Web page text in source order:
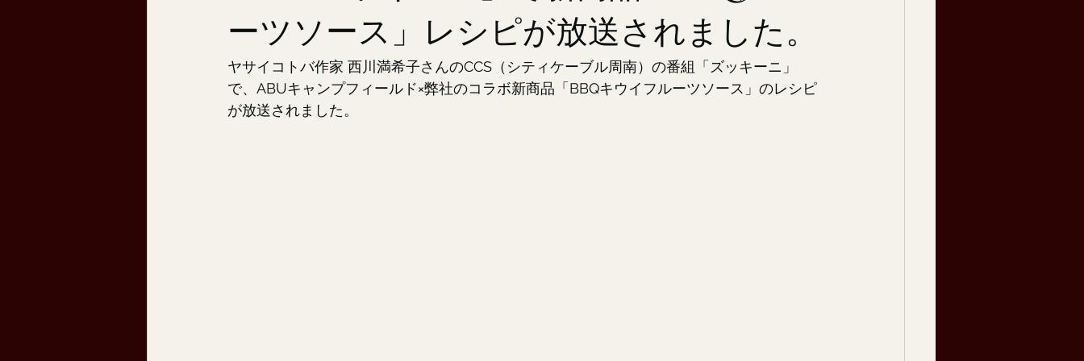
ーツソース」レシピが放送されました。
ヤサイコトバ作家 西川満希子さんのCCS（シティケーブル周南）の番組「ズッキーニ」
で、ABUキャンプフィールド×弊社のコラボ新商品「BBQキウイフルーツソース」のレシピ
が放送されました。